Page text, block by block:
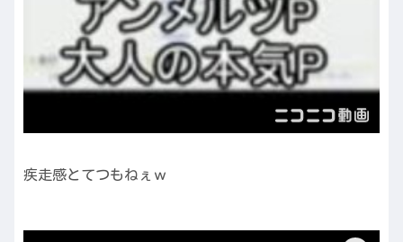
疾走感とてつもねぇｗ